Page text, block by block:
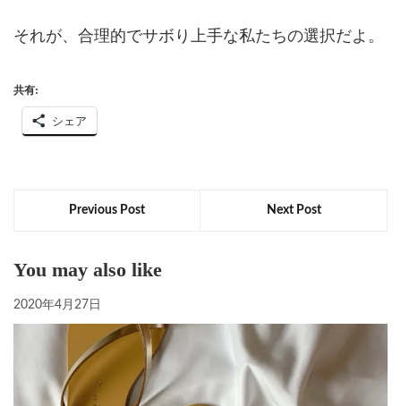
それが、合理的でサボり上手な私たちの選択だよ。
共有:
シェア
Previous Post Next Post
You may also like
2020年4月27日